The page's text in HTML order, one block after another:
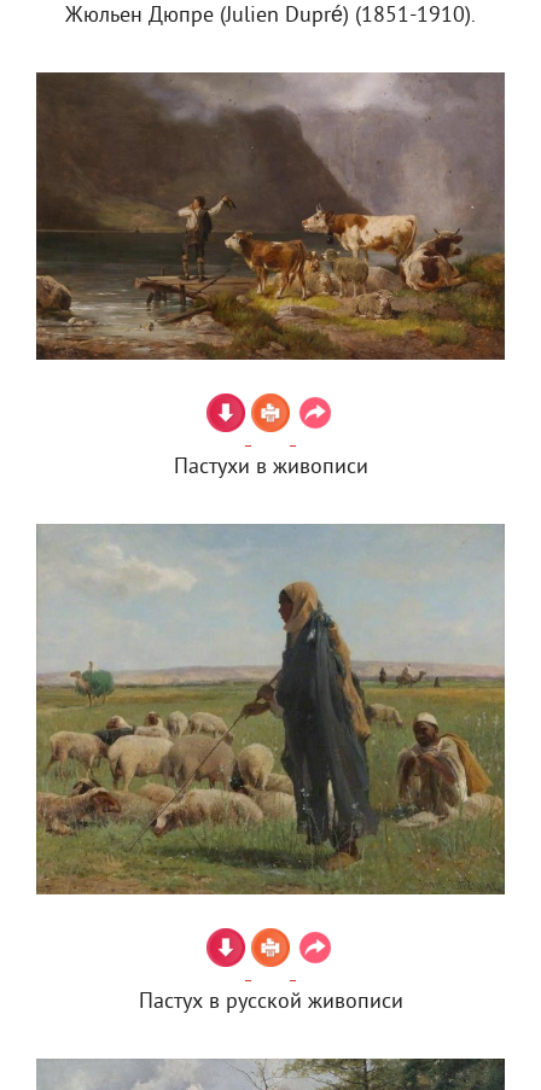
Жюльен Дюпре (Julien Dupré) (1851-1910).
Пастухи в живописи
Пастух в русской живописи